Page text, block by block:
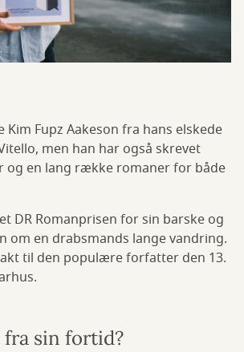
Kim Fupz Aakeson fra hans elskede
men han har også skrevet
og en lang række romaner for både
DR Romanprisen for sin barske og
om en drabsmands lange vandring.
til den populære forfatter den 13.
fra sin fortid?